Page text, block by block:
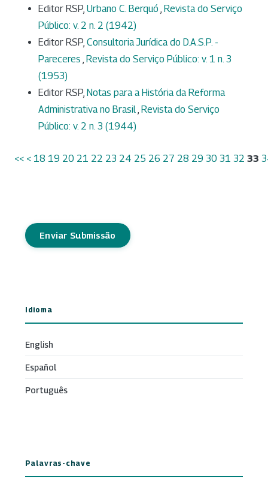
Editor RSP, Urbano C. Berquó , Revista do Serviço
Público: v. 2 n. 2 (1942)
Editor RSP, Consultoria Jurídica do D.A.S.P. -
Pareceres , Revista do Serviço Público: v. 1 n. 3
(1953)
Editor RSP, Notas para a História da Reforma
Administrativa no Brasil, Revista do Serviço
Público: v. 2 n. 3 (1944)
<< < 18 19 20 21 22 23 24 25 26 27 28 29 30 31 32 33
Enviar Submissão
Idioma
English
Español
Português
Palavras-chave